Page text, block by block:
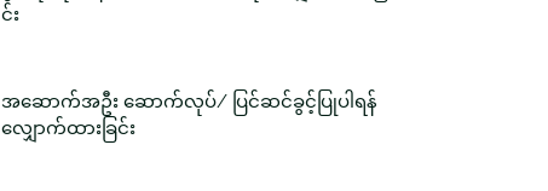
င်း
အဆောက်အဦး ဆောက်လုပ်/ ပြင်ဆင်ခွင့်ပြုပါရန်
လျှောက်ထားခြင်း